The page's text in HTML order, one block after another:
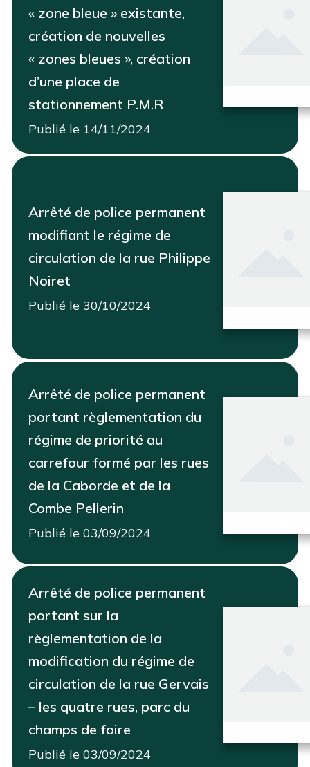
« zone bleue » existante,
création de nouvelles
« zones bleues », création
d’une place de
stationnement P.M.R
Publié le 14/11/2024
Arrêté de police permanent
modifiant le régime de
circulation de la rue Philippe
Noiret
Publié le 30/10/2024
Arrêté de police permanent
portant règlementation du
régime de priorité au
carrefour formé par les rues
de la Caborde et de la
Combe Pellerin
Publié le 03/09/2024
Arrêté de police permanent
portant sur la
règlementation de la
modification du régime de
circulation de la rue Gervais
– les quatre rues, parc du
champs de foire
Publié le 03/09/2024